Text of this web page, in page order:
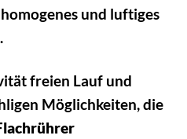
und luftiges
freien Lauf und
Möglichkeiten, die